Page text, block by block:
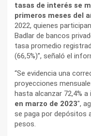
tasas de interés se
primeros meses del
2022, quienes
Badlar de bancos
tasa promedio
(66,5%)”, señaló el
“Se evidencia una
proyecciones
hasta alcanzar 72,4%
en marzo de 2023″,
se paga por depósitos
pesos.